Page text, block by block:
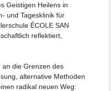
Geistigen Heilens in
und Tagesklinik für
ÉCOLE SAN
reflektiert,
an die Grenzen des
alternative Methoden
radikal neuen Weg: